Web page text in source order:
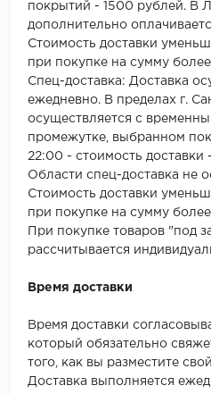
покрытий - 1500 рублей. В
дополнительно
Стоимость доставки
при покупке на сумму
Спец-доставка: Доставка
ежедневно. В пределах г.
осуществляется с
промежутке, выбранном
22:00 - стоимость
Области спец-доставка не
Стоимость доставки
при покупке на сумму
При покупке товаров "под
рассчитывается
Время доставки
Время доставки
который обязательно
того, как вы разместите
Доставка выполняется